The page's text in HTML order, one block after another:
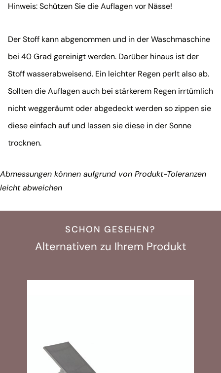
Hinweis: Schützen Sie die Auflagen vor Nässe!
Der Stoff kann abgenommen und in der Waschmaschine
bei 40 Grad gereinigt werden. Darüber hinaus ist der
Stoff wasserabweisend. Ein leichter Regen perlt also ab.
Sollten die Auflagen auch bei stärkerem Regen irrtümlich
nicht weggeräumt oder abgedeckt werden so zippen sie
diese einfach auf und lassen sie diese in der Sonne
trocknen.
Abmessungen können aufgrund von Produkt-Toleranzen
leicht abweichen
SCHON GESEHEN?
Alternativen zu Ihrem Produkt